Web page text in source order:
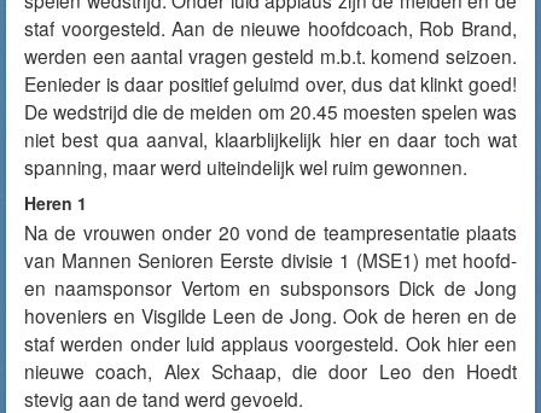
staf voorgesteld. Aan de nieuwe hoofdcoach, Rob Brand,
werden een aantal vragen gesteld m.b.t. komend seizoen.
Eenieder is daar positief geluimd over, dus dat klinkt goed!
De wedstrijd die de meiden om 20.45 moesten spelen was
niet best qua aanval, klaarblijkelijk hier en daar toch wat
spanning, maar werd uiteindelijk wel ruim gewonnen.
Heren 1
Na de vrouwen onder 20 vond de teampresentatie plaats
van Mannen Senioren Eerste divisie 1 (MSE1) met hoofd-
en naamsponsor Vertom en subsponsors Dick de Jong
hoveniers en Visgilde Leen de Jong. Ook de heren en de
staf werden onder luid applaus voorgesteld. Ook hier een
nieuwe coach, Alex Schaap, die door Leo den Hoedt
stevig aan de tand werd gevoeld.